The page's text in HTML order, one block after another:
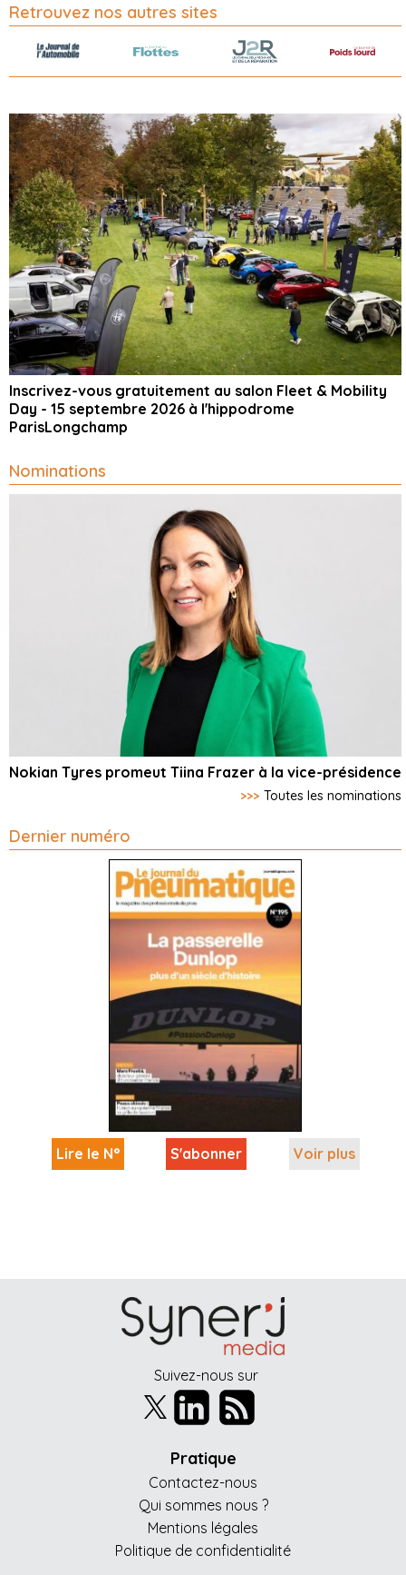
Retrouvez nos autres sites
Inscrivez-vous gratuitement au salon Fleet & Mobility
Day - 15 septembre 2026 à l'hippodrome
ParisLongchamp
Nominations
Nokian Tyres promeut Tiina Frazer à la vice-présidence
>>> Toutes les nominations
Dernier numéro
Lire le N° S'abonner Voir plus
Suivez-nous sur
Pratique
Contactez-nous
Qui sommes nous ?
Mentions légales
Politique de confidentialité